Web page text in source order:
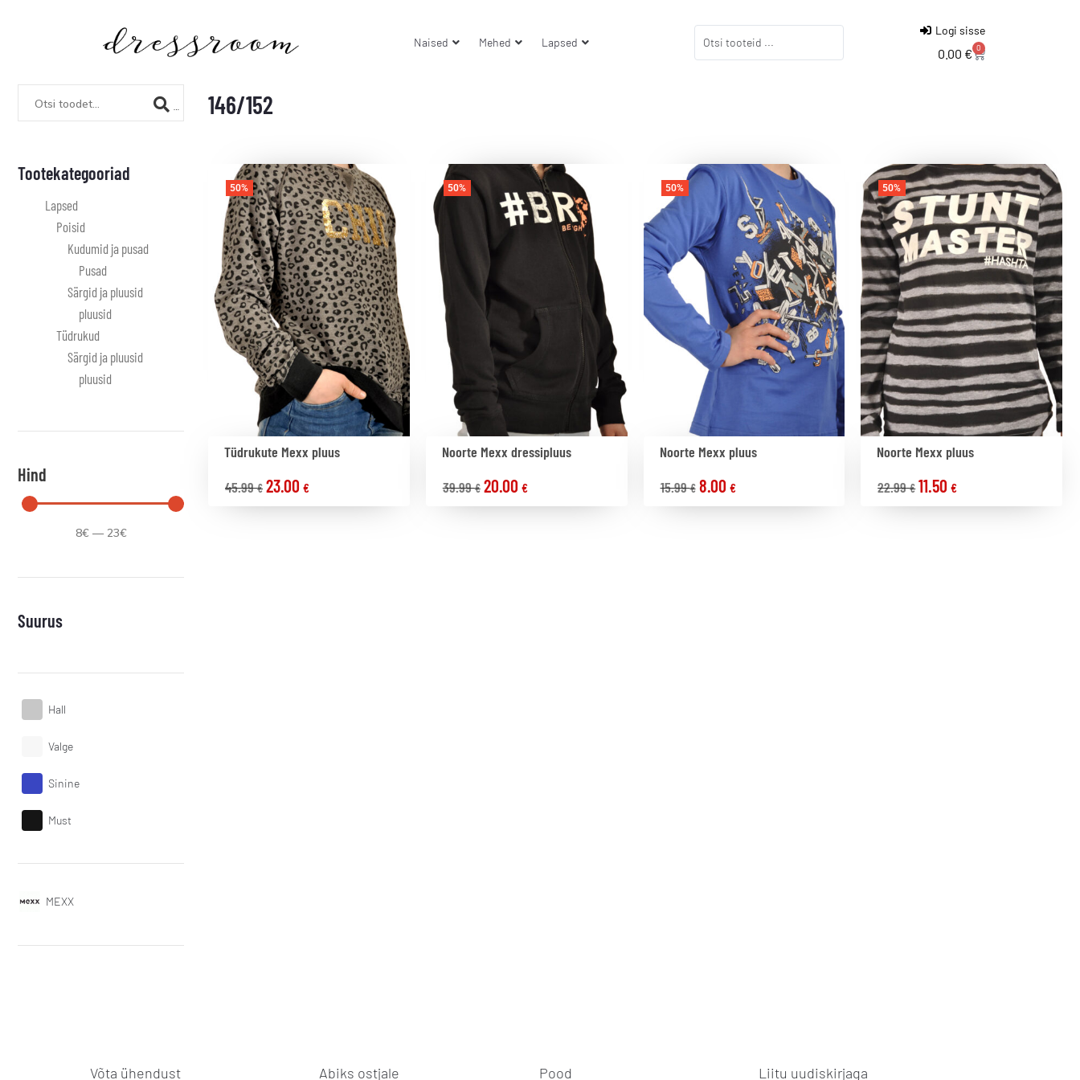
Naised Mehed Lapsed
Logi sisse
0.00 € 0
Tootekategooriad
Lapsed
Poisid
Kudumid ja pusad
Pusad
Särgid ja pluusid
pluusid
Tüdrukud
Särgid ja pluusid
pluusid
Hind
8€— 23€
Suurus
Hall
Valge
Sinine
Must
MEXX
146/152
50%
Tüdrukute Mexx pluus
45.99€ 23.00€
50%
Noorte Mexx dressipluus
39.99€ 20.00 €
50%
Noorte Mexx pluus
15.99€ 8.00 €
50%
Noorte Mexx pluus
22.99€ 11.50€
Võta ühendust Abiks ostjale Pood Liitu uudiskirjaga